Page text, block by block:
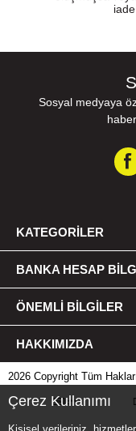
Çerez Kullanımı
Sosyal medyaya
KATEGORILER
BANKA HESAP
ÖNEMLI BILGILER
HAKKIMIZDA
2026 Copyright Tüm